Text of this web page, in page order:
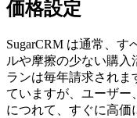
価格設定
SugarCRM は通常、
ルや摩擦の少ない購
ランは毎年請求されま
ていますが、ユーザー
につれて、すぐに高価